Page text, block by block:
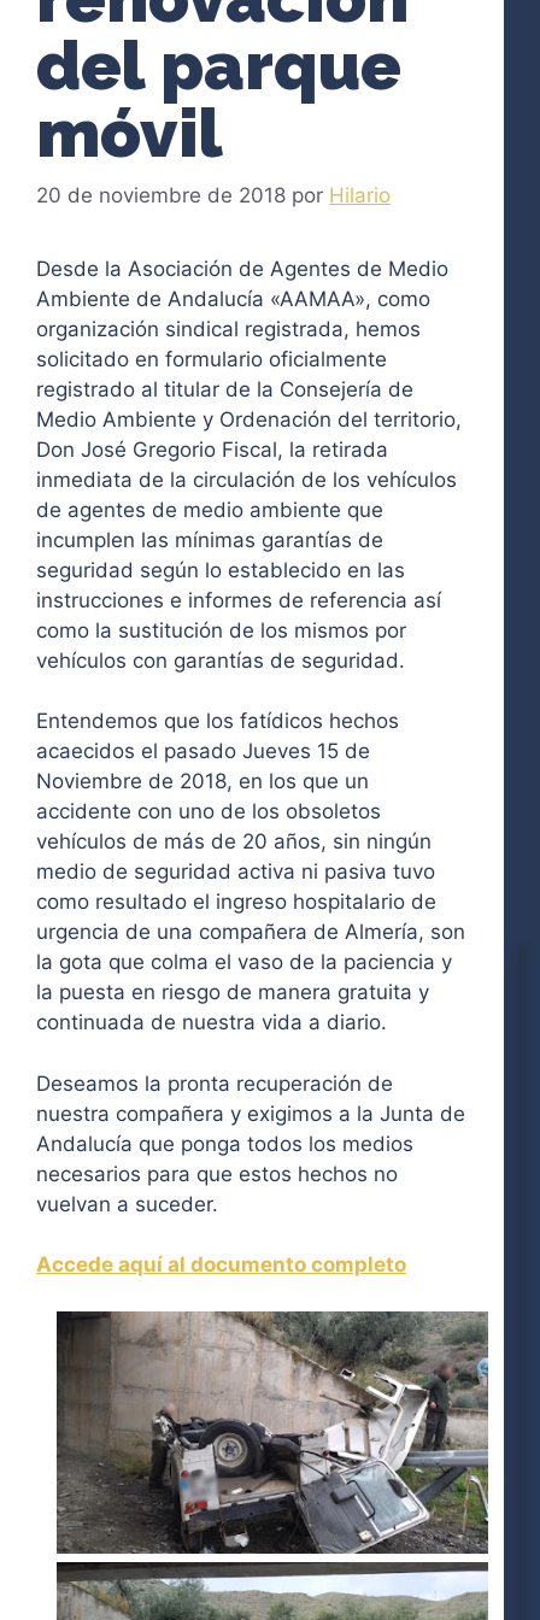
del parque
móvil
20 de noviembre de 2018 por Hilario
Desde la Asociación de Agentes de Medio
Ambiente de Andalucía «AAMAA», como
organización sindical registrada, hemos
solicitado en formulario oficialmente
registrado al titular de la Consejería de
Medio Ambiente y Ordenación del territorio,
Don José Gregorio Fiscal, la retirada
inmediata de la circulación de los vehículos
de agentes de medio ambiente que
incumplen las mínimas garantías de
seguridad según lo establecido en las
instrucciones e informes de referencia así
como la sustitución de los mismos por
vehículos con garantías de seguridad.
Entendemos que los fatídicos hechos
acaecidos el pasado Jueves 15 de
Noviembre de 2018, en los que un
accidente con uno de los obsoletos
vehículos de más de 20 años, sin ningún
medio de seguridad activa ni pasiva tuvo
como resultado el ingreso hospitalario de
urgencia de una compañera de Almería, son
la gota que colma el vaso de la paciencia y
la puesta en riesgo de manera gratuita y
continuada de nuestra vida a diario.
Deseamos la pronta recuperación de
nuestra compañera y exigimos a la Junta de
Andalucía que ponga todos los medios
necesarios para que estos hechos no
vuelvan a suceder.
Accede aquí al documento completo